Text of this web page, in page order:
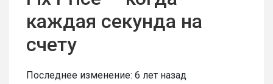
каждая секунда на
счету
Последнее изменение: 6 лет назад